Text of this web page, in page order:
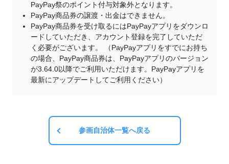
PayPay祭のポイント付与対象外となります。
PayPay商品券の譲渡・出金はできません。
PayPay商品券を受け取るにはPayPayアプリをダウンロ
ードしていただき、アカウント登録を完了していただ
く必要がございます。 （PayPayアプリをすでにお持ち
の場合、PayPay商品券は、PayPayアプリのバージョン
が3.64.0以降でご利用いただけます。PayPayアプリを
最新にアップデートしてご利用ください）
参画自治体一覧へ戻る